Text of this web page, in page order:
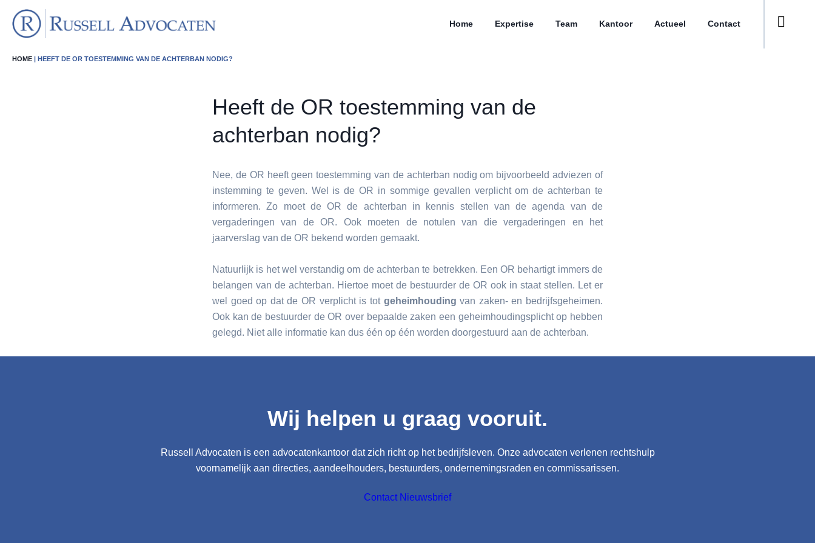
Home Expertise Team Kantoor Actueel Contact
HOME | HEEFT DE OR TOESTEMMING VAN DE ACHTERBAN NODIG?
Heeft de OR toestemming van de
achterban nodig?
Nee, de OR heeft geen toestemming van de achterban nodig om bijvoorbeeld adviezen of
instemming te geven. Wel is de OR in sommige gevallen verplicht om de achterban te
informeren. Zo moet de OR de achterban in kennis stellen van de agenda van de
vergaderingen van de OR. Ook moeten de notulen van die vergaderingen en het
jaarverslag van de OR bekend worden gemaakt.
Natuurlijk is het wel verstandig om de achterban te betrekken. Een OR behartigt immers de
belangen van de achterban. Hiertoe moet de bestuurder de OR ook in staat stellen. Let er
wel goed op dat de OR verplicht is tot geheimhouding van zaken- en bedrijfsgeheimen.
Ook kan de bestuurder de OR over bepaalde zaken een geheimhoudingsplicht op hebben
gelegd. Niet alle informatie kan dus één op één worden doorgestuurd aan de achterban.
Wij helpen u graag vooruit.
Russell Advocaten is een advocatenkantoor dat zich richt op het bedrijfsleven. Onze advocaten verlenen rechtshulp
voornamelijk aan directies, aandeelhouders, bestuurders, ondernemingsraden en commissarissen.
Contact Nieuwsbrief